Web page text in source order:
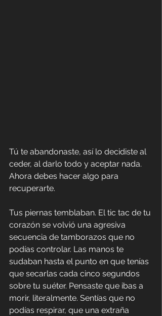
Tú te abandonaste, así lo decidiste al
ceder, al darlo todo y aceptar nada.
Ahora debes hacer algo para
recuperarte.
Tus piernas temblaban. El tic tac de tu
corazón se volvió una agresiva
secuencia de tamborazos que no
podías controlar. Las manos te
sudaban hasta el punto en que tenías
que secarlas cada cinco segundos
sobre tu suéter. Pensaste que ibas a
morir, literalmente. Sentías que no
podías respirar, que una extraña